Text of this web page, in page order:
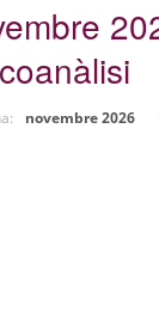
novembre 2026